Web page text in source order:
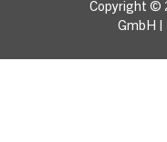
Copyright ©
GmbH